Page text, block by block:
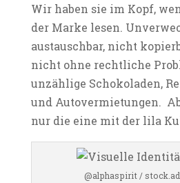
Wir haben sie im Kopf,
der Marke lesen.
austauschbar, nicht
nicht ohne rechtliche
unzählige Schokoladen,
und Autovermietungen.
nur die eine mit der lila
@alphaspirit /